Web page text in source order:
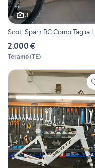
3
Scott Spark RC Comp Taglia L
2.000 €
Teramo(TE)